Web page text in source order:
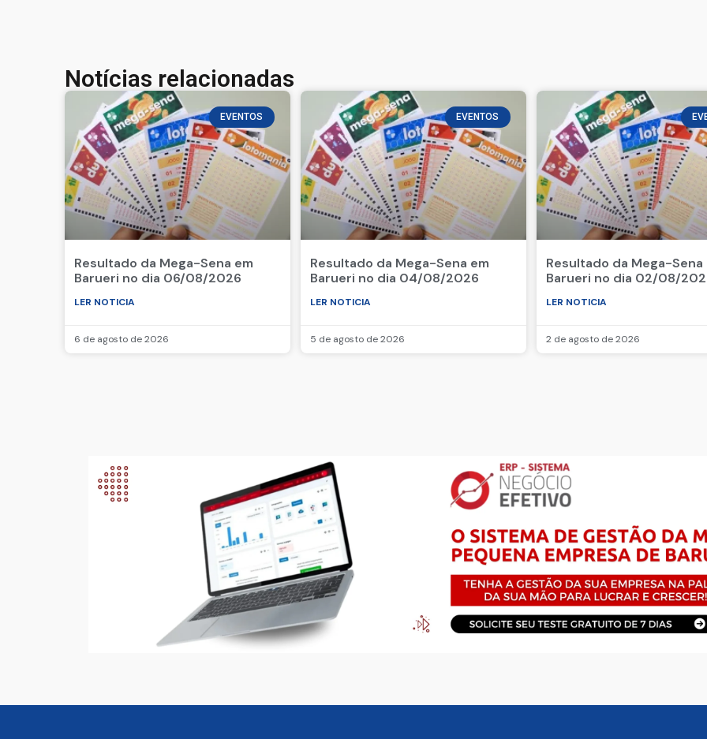
Notícias relacionadas
EVENTOS
Resultado da Mega-Sena em
Barueri no dia 06/08/2026
LER NOTICIA
6 de agosto de 2026
EVENTOS
Resultado da Mega-Sena em
Barueri no dia 04/08/2026
LER NOTICIA
5 de agosto de 2026
Resultado da Mega-Sena
Barueri no dia 02/08/
LER NOTICIA
2 de agosto de 2026